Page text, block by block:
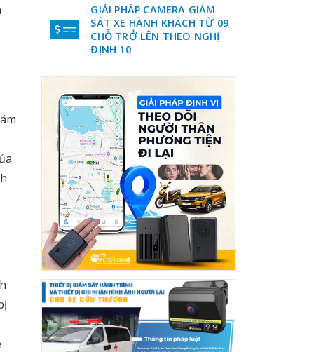
GIẢI PHÁP CAMERA GIÁM
SÁT XE HÀNH KHÁCH TỪ 09
CHỖ TRỞ LÊN THEO NGHỊ
ĐỊNH 10